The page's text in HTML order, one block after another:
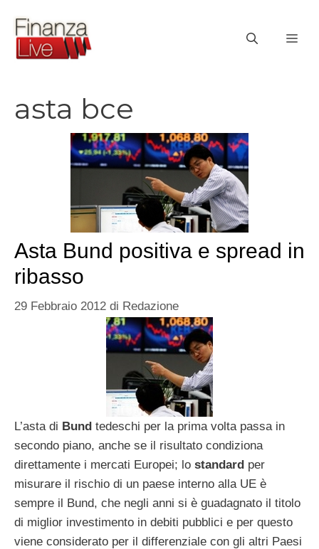
contenuto
asta bce
Asta Bund positiva e spread in
ribasso
29 Febbraio 2012 di Redazione
L’asta di Bund tedeschi per la prima volta passa in
secondo piano, anche se il risultato condiziona
direttamente i mercati Europei; lo standard per
misurare il rischio di un paese interno alla UE è
sempre il Bund, che negli anni si è guadagnato il titolo
di miglior investimento in debiti pubblici e per questo
viene considerato per il differenziale con gli altri Paesi